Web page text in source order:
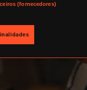
(fornecedores)